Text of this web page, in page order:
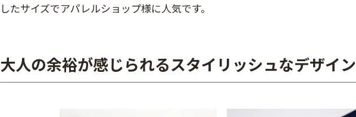
したサイズでアパレルショップ様に人気です。
大人の余裕が感じられるスタイリッシュなデザイン